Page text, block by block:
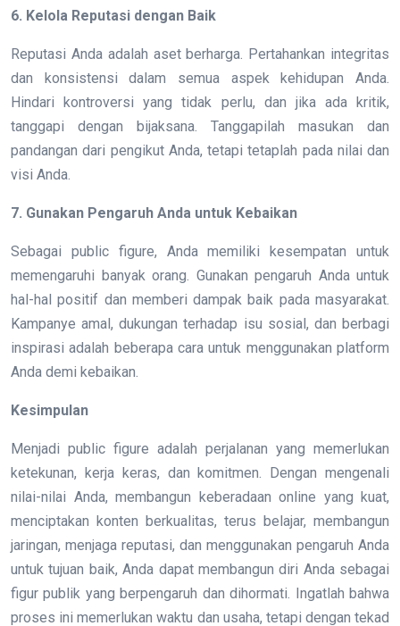
6. Kelola Reputasi dengan Baik
Reputasi Anda adalah aset berharga. Pertahankan integritas
dan konsistensi dalam semua aspek kehidupan Anda.
Hindari kontroversi yang tidak perlu, dan jika ada kritik,
tanggapi dengan bijaksana. Tanggapilah masukan dan
pandangan dari pengikut Anda, tetapi tetaplah pada nilai dan
visi Anda.
7. Gunakan Pengaruh Anda untuk Kebaikan
Sebagai public figure, Anda memiliki kesempatan untuk
memengaruhi banyak orang. Gunakan pengaruh Anda untuk
hal-hal positif dan memberi dampak baik pada masyarakat.
Kampanye amal, dukungan terhadap isu sosial, dan berbagi
inspirasi adalah beberapa cara untuk menggunakan platform
Anda demi kebaikan.
Kesimpulan
Menjadi public figure adalah perjalanan yang memerlukan
ketekunan, kerja keras, dan komitmen. Dengan mengenali
nilai-nilai Anda, membangun keberadaan online yang kuat,
menciptakan konten berkualitas, terus belajar, membangun
jaringan, menjaga reputasi, dan menggunakan pengaruh Anda
untuk tujuan baik, Anda dapat membangun diri Anda sebagai
figur publik yang berpengaruh dan dihormati. Ingatlah bahwa
proses ini memerlukan waktu dan usaha, tetapi dengan tekad